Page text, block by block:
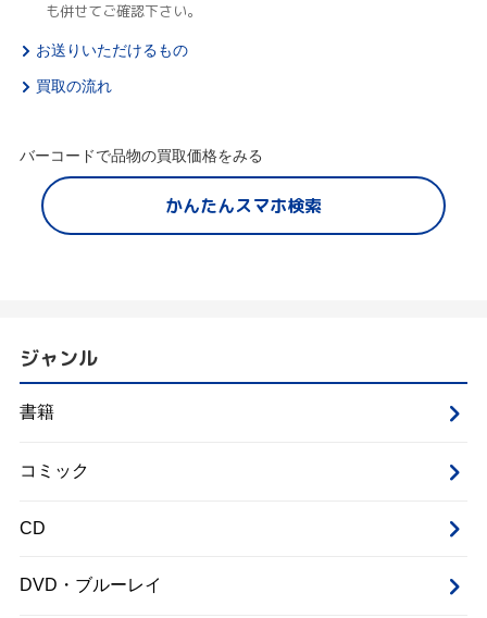
も併せてご確認下さい。
お送りいただけるもの
買取の流れ
バーコードで品物の買取価格をみる
かんたんスマホ検索
ジャンル
書籍
コミック
CD
DVD・ブルーレイ